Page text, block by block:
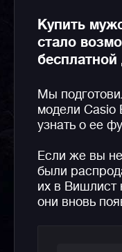
Купить
стало
Мы
модели Casio
узнать о ее
Если же вы
были
их в Вишлист
они вновь